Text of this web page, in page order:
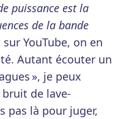
puissance est la
de la bande
YouTube, on en
Autant écouter un
», je peux
de lave-
pas là pour juger,